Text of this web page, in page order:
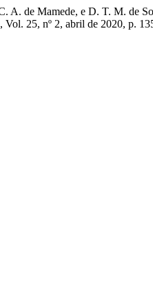
A. de Mamede, e D. T. M. de
, Vol. 25, nº 2, abril de 2020, p.